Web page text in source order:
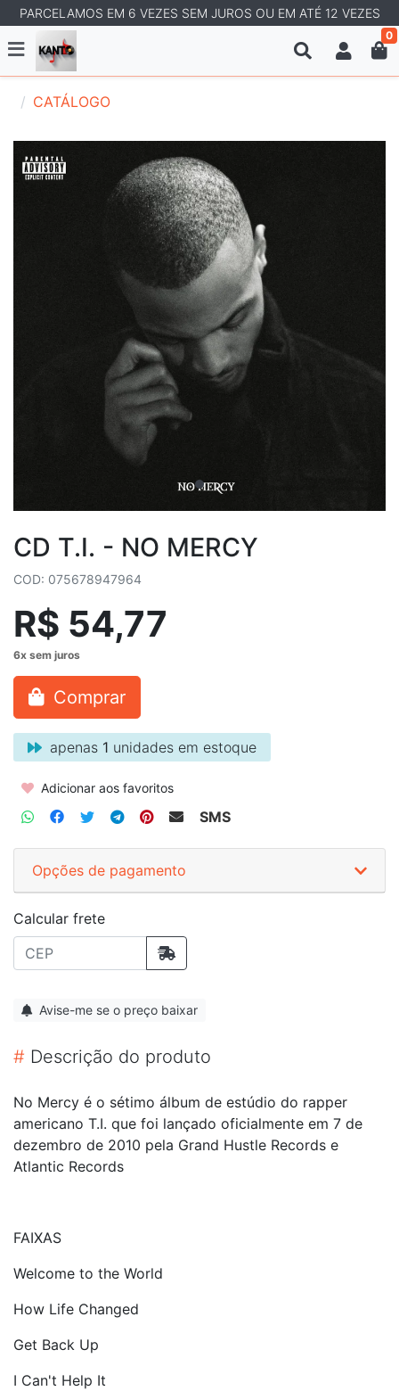
PARCELAMOS EM 6 VEZES SEM JUROS OU EM ATÉ 12 VEZES
0
CATÁLOGO
CD T.I. - NO MERCY
COD: 075678947964
R$ 54,77
Comprar
apenas 1 unidades em estoque
Adicionar aos favoritos
SMS
Opções de pagamento
Calcular frete
Avise-me se o preço baixar
# Descrição do produto
No Mercy é o sétimo álbum de estúdio do rapper
americano T.I. que foi lançado oficialmente em 7 de
dezembro de 2010 pela Grand Hustle Records e
Atlantic Records
FAIXAS
Welcome to the World
How Life Changed
Get Back Up
I Can't Help It